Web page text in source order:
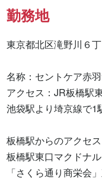
勤務地
東京都北区滝野川６
名称：セントケア赤
アクセス：JR板橋駅
池袋駅より埼京線で1
板橋駅からのアクセス
板橋駅東口マクドナ
「さくら通り商栄会